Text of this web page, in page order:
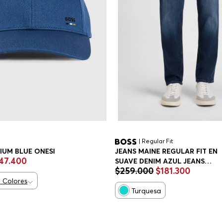
BLUE ONESI
.400
Colores
| Regular Fit
JEANS MAINE REGULAR FIT EN
SUAVE DENIM AZUL JEANS
REGULAR FIT HOMBRE
$259.000 $181.300
Turquesa